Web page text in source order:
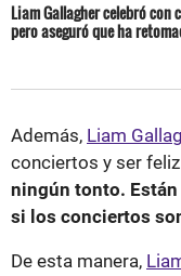
Liam Gallagher celebró con
pero aseguró que ha
Además, Liam
conciertos y ser
ningún tonto.
si los conciertos
De esta manera,